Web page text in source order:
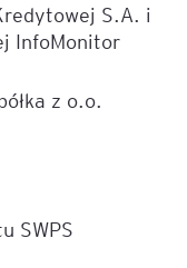
S.A. i
InfoMonitor
z o.o.
SWPS